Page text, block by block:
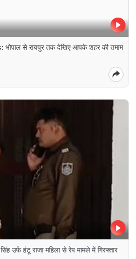
से रायपुर तक देखिए आपके शहर की तमाम
उर्फ हंटू राजा महिला से रेप मामले में गिरफ्तार